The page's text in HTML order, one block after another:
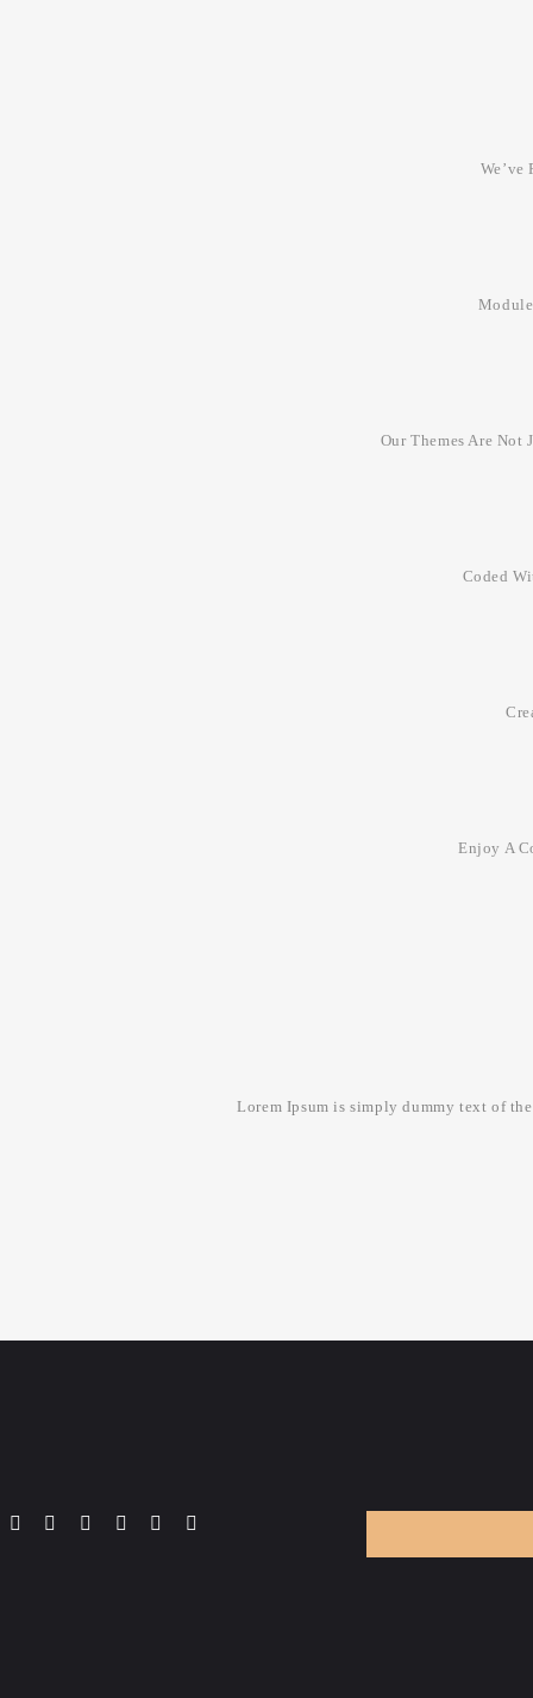
Our Themes Are
Coded
Enjoy A
Lorem Ipsum is simply dummy text of